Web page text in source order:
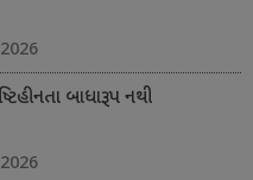
બાધારૂપ નથી